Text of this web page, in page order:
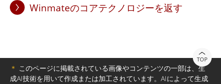
Winmateのコアテクノロジーを返す
TOP
＊ このページに掲載されている画像やコンテンツの一部は、生
成AI技術を用いて作成または加工されています。AIによって生成